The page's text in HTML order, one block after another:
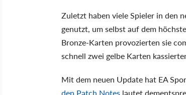
Zuletzt haben viele Spieler in den
genutzt, um selbst auf dem
Bronze-Karten provozierten sie
schnell zwei gelbe Karten
Mit dem neuen Update hat EA
den Patch Notes lautet